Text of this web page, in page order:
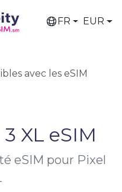
FR EUR
avec les eSIM
XL eSIM
eSIM pour Pixel